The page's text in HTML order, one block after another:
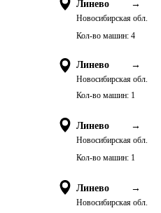
Линево →
Новосибирская обл.
Кол-во машин: 4
Линево →
Новосибирская обл.
Кол-во машин: 1
Линево →
Новосибирская обл.
Кол-во машин: 1
Линево →
Новосибирская обл.